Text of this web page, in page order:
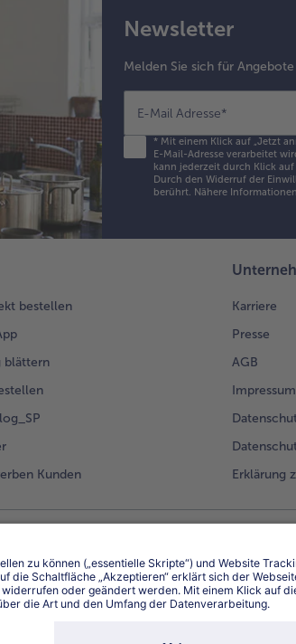
Newsletter
Melden Sie sich für
E-Mail Adresse*
*Mit einem Klick auf „Jetzt
E-Mail-Adresse verarbeitet
kann jederzeit durch Klick
Durch den Widerruf der
berührt. Nähere
bestellen
blättern
Kunden
Karriere
Presse
AGB
Impressum
Erklärung